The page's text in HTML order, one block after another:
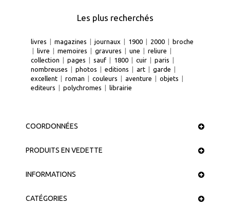
Les plus recherchés
livres | magazines | journaux | 1900 | 2000 | broche
| livre | memoires | gravures | une | reliure |
collection | pages | sauf | 1800 | cuir | paris |
nombreuses | photos | editions | art | garde |
excellent | roman | couleurs | aventure | objets |
editeurs | polychromes | librairie
COORDONNÉES
PRODUITS EN VEDETTE
INFORMATIONS
CATÉGORIES